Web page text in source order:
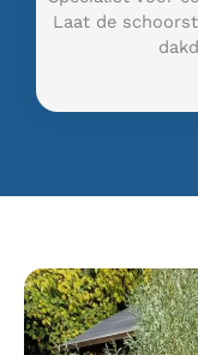
Laat de